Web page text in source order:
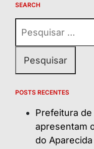
SEARCH
por:
POSTS RECENTES
Prefeitura
apresentam
do